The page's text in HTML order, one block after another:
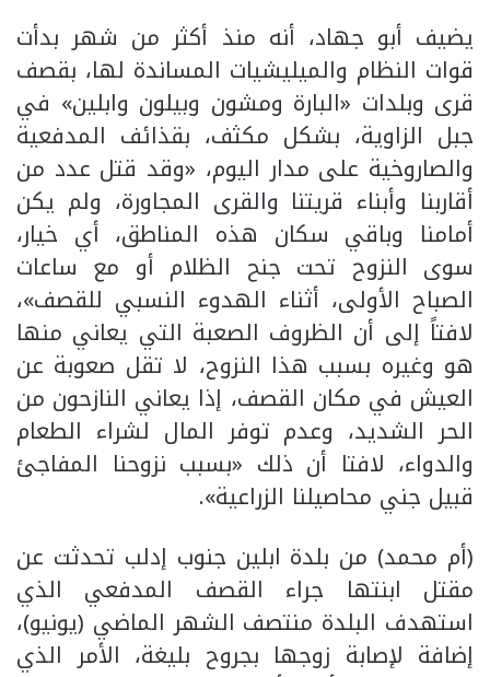
يضيف أبو جهاد، أنه منذ أكثر من شهر بدأت
قوات النظام والميليشيات المساندة لها، بقصف
قرى وبلدات «البارة ومشون وبيلون وابلين» في
جبل الزاوية، بشكل مكثف، بقذائف المدفعية
والصاروخية على مدار اليوم، «وقد قتل عدد من
أقاربنا وأبناء قريتنا والقرى المجاورة، ولم يكن
أمامنا وباقي سكان هذه المناطق، أي خيار،
سوى النزوح تحت جنح الظلام أو مع ساعات
الصباح الأولى، أثناء الهدوء النسبي للقصف»،
لافتاً إلى أن الظروف الصعبة التي يعاني منها
هو وغيره بسبب هذا النزوح، لا تقل صعوبة عن
العيش في مكان القصف، إذا يعاني النازحون من
الحر الشديد، وعدم توفر المال لشراء الطعام
والدواء، لافتا أن ذلك «بسبب نزوحنا المفاجئ
قبيل جني محاصيلنا الزراعية».
(أم محمد) من بلدة ابلين جنوب إدلب تحدثت عن
مقتل ابنتها جراء القصف المدفعي الذي
استهدف البلدة منتصف الشهر الماضي (يونيو)،
إضافة لإصابة زوجها بجروح بليغة، الأمر الذي